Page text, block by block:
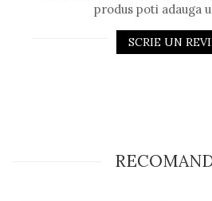
produs poti adauga
SCRIE UN